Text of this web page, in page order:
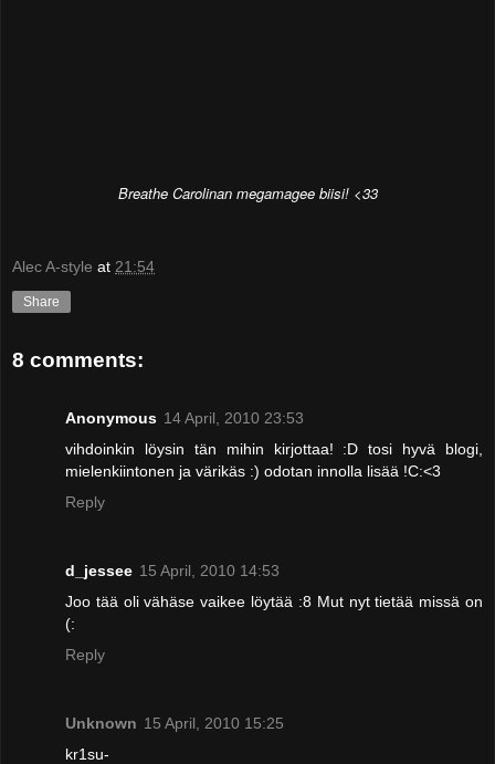
Breathe Carolinan megamagee biisi! <33
Alec A-style at 21:54
Share
8 comments:
Anonymous 14 April, 2010 23:53
vihdoinkin löysin tän mihin kirjottaa! :D tosi hyvä blogi,
mielenkiintonen ja värikäs :) odotan innolla lisää !C:<3
Reply
d_jessee 15 April, 2010 14:53
Joo tää oli vähäse vaikee löytää :8 Mut nyt tietää missä on
(:
Reply
Unknown 15 April, 2010 15:25
kr1su-